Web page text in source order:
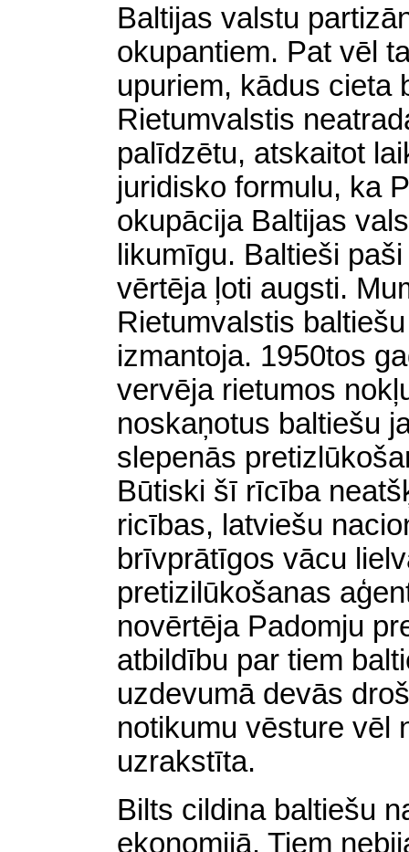
Baltijas valstu
okupantiem. Pat vēl
upuriem, kādus cieta
Rietumvalstis
palīdzētu, atskaitot
juridisko formulu, ka
okupācija Baltijas
likumīgu. Baltieši
vērtēja ļoti augsti.
Rietumvalstis
izmantoja. 1950tos
vervēja rietumos
noskaņotus baltiešu
slepenās
Būtiski šī rīcība
ricības, latviešu
brīvprātīgos vācu
pretizilūkošanas
novērtēja Padomju
atbildību par tiem
uzdevumā devās
notikumu vēsture vēl
uzrakstīta.
Bilts cildina baltiešu
ekonomijā. Tiem